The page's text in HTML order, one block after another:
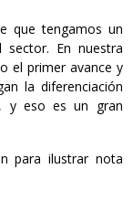
que tengamos un
En nuestra
el primer avance y
la diferenciación
y eso es un gran